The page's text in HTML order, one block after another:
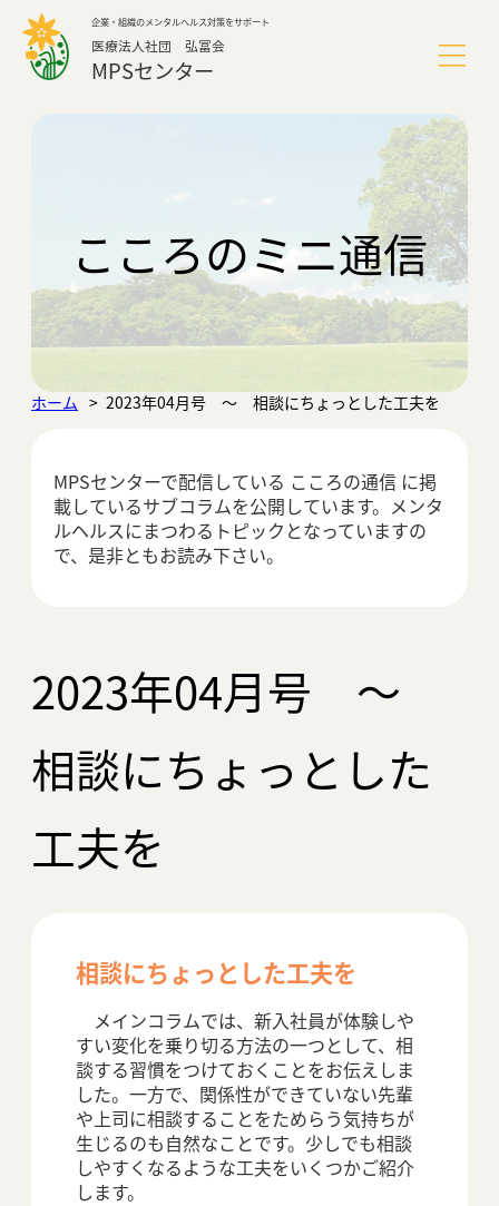
企業・組織のメンタルヘルス対策をサポート
医療法人社団 弘冨会
MPSセンター
導入事例
アクセス
こころのミニ通信
ホーム 2023年04月号 ～ 相談にちょっとした工夫を
MPSセンターで配信している こころの通信 に掲
載しているサブコラムを公開しています。メンタ
ルヘルスにまつわるトピックとなっていますの
で、是非ともお読み下さい。
2023年04月号 ～
相談にちょっとした
工夫を
相談にちょっとした工夫を
メインコラムでは、新入社員が体験しや
すい変化を乗り切る方法の一つとして、相
談する習慣をつけておくことをお伝えしま
した。一方で、関係性ができていない先輩
や上司に相談することをためらう気持ちが
生じるのも自然なことです。少しでも相談
しやすくなるような工夫をいくつかご紹介
します。